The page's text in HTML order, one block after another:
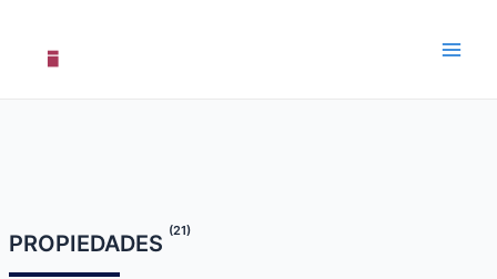
contenido
PROPIEDADES (21)